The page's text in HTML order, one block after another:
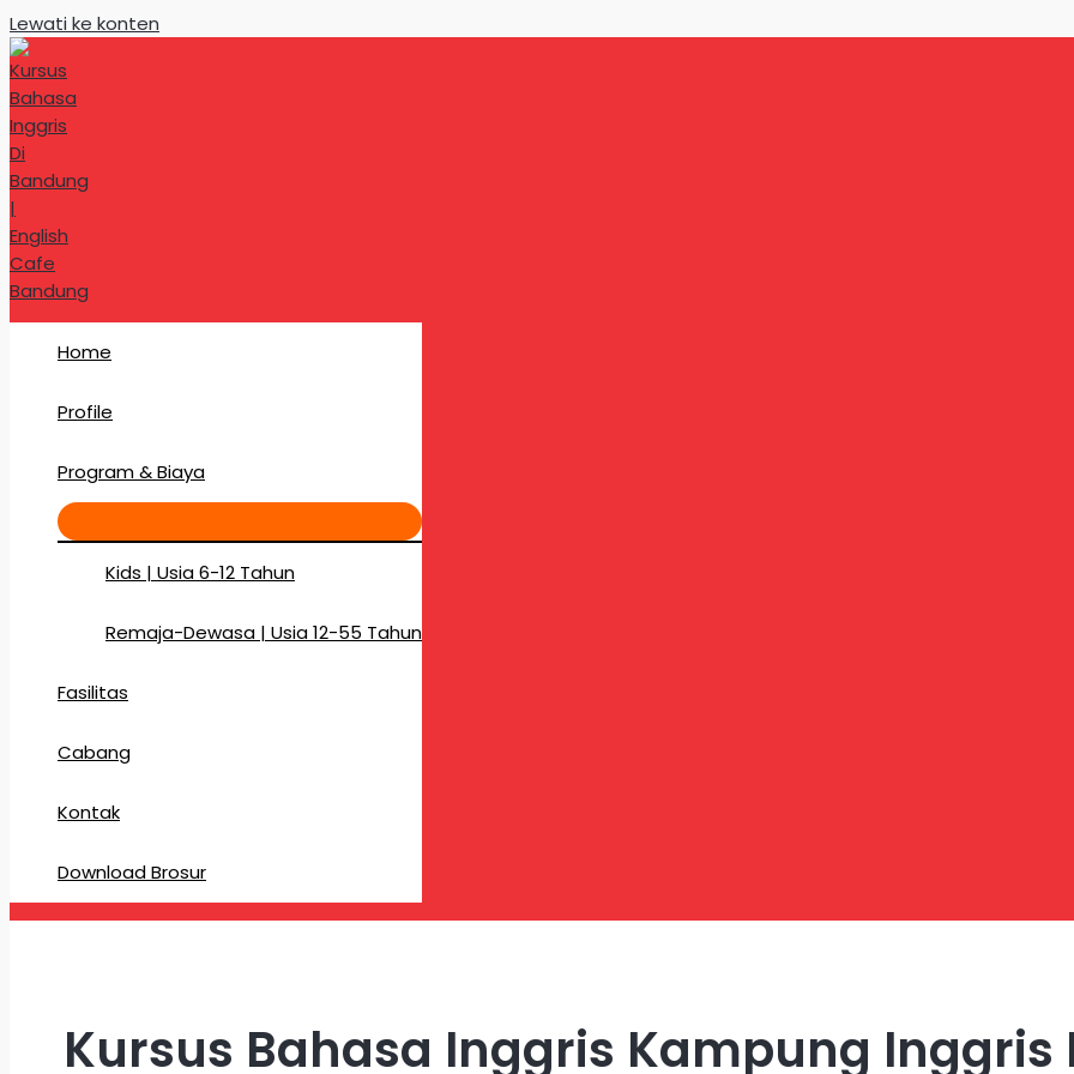
Lewati ke konten
Home
Profile
Program & Biaya
Kids | Usia 6-12 Tahun
Remaja-Dewasa | Usia 12-55 Tahun
Fasilitas
Cabang
Kontak
Download Brosur
Kursus Bahasa Inggris Kampung Inggris